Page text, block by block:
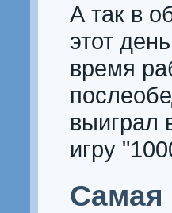
А так в
этот
время
выиграл
игру
Самая